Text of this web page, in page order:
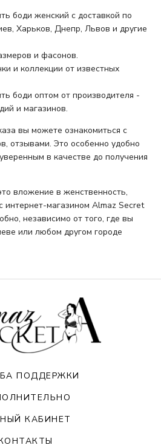
боди женский с доставкой по
Харьков, Днепр, Львов и другие
и фасонов.
и коллекции от известных
боди оптом от производителя -
и магазинов.
вы можете ознакомиться с
отзывами. Это особенно удобно
в качестве до получения
вложение в женственность,
интернет-магазином Almaz Secret
независимо от того, где вы
или любом другом городе
ПОДДЕРЖКИ
КАБИНЕТ